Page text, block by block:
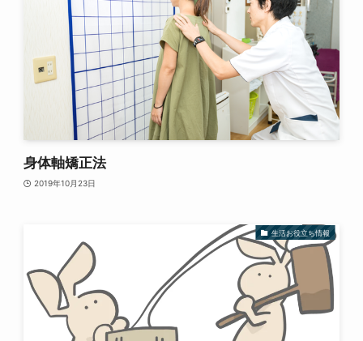
身体軸矯正法
2019年10月23日
生活お役立ち情報